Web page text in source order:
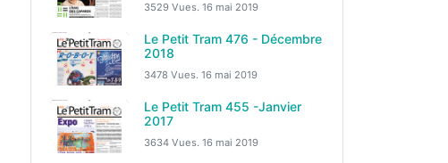
3529 Vues. 16 mai 2019
Le Petit Tram 476 - Décembre
2018
3478 Vues. 16 mai 2019
Le Petit Tram 455 -Janvier
2017
3634 Vues. 16 mai 2019